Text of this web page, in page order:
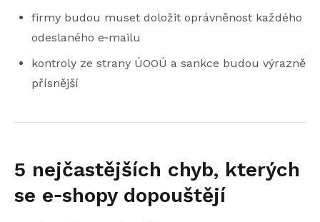
firmy budou muset doložit oprávněnost každého
odeslaného e‑mailu
kontroly ze strany ÚOOÚ a sankce budou výrazně
přísnější
5 nejčastějších chyb, kterých
se e‑shopy dopouštějí